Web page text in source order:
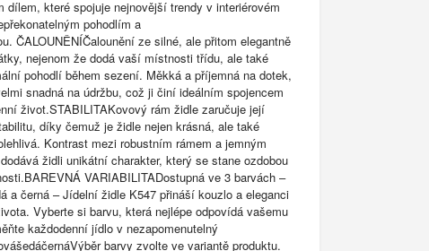
dílem, které spojuje nejnovější trendy v interiérovém
pohodlím a
ČALOUNĚNÍČalounění ze silné, ale přitom elegantně
nejenom že dodá vaší místnosti třídu, ale také
pohodlí během sezení. Měkká a příjemná na dotek,
snadná na údržbu, což ji činí ideálním spojencem
život.STABILITAKovový rám židle zaručuje její
díky čemuž je židle nejen krásná, ale také
Kontrast mezi robustním rámem a jemným
židli unikátní charakter, který se stane ozdobou
VARIABILITADostupná ve 3 barvách –
a černá – Jídelní židle K547 přináší kouzlo a eleganci
Vyberte si barvu, která nejlépe odpovídá vašemu
každodenní jídlo v nezapomenutelný
barvy zvolte ve variantě produktu.